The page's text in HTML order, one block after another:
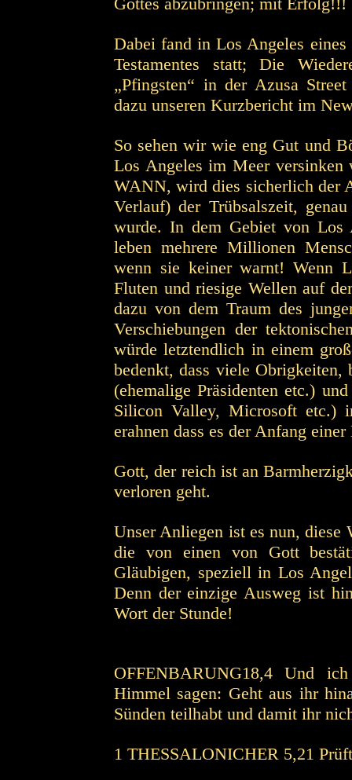
Dabei fand in Los Angeles eines
Testamentes statt; Die
„Pfingsten“ in der Azusa
dazu unseren Kurzbericht im
So sehen wir wie eng Gut und
Los Angeles im Meer
WANN, wird dies sicherlich der
Verlauf) der Trübsalszeit,
wurde. In dem Gebiet von Los
leben mehrere Millionen
wenn sie keiner warnt! Wenn
Fluten und riesige Wellen auf
dazu von dem Traum des
Verschiebungen der
würde letztendlich in einem
bedenkt, dass viele Obrigkeiten,
(ehemalige Präsidenten etc.)
Silicon Valley, Microsoft etc.)
erahnen dass es der Anfang
Gott, der reich ist an
verloren geht.
Unser Anliegen ist es nun, diese
die von einen von Gott
Gläubigen, speziell in Los
Denn der einzige Ausweg ist
Wort der Stunde!
OFFENBARUNG18,4 Und
Himmel sagen: Geht aus ihr
Sünden teilhabt und damit ihr
1 THESSALONICHER 5,21